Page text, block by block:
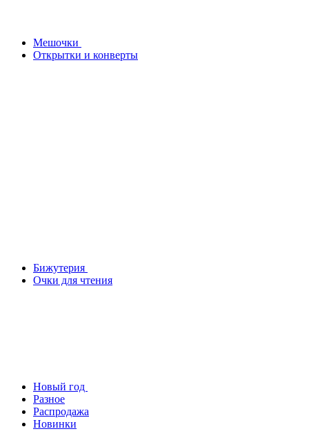
Мешочки
Открытки и конверты
Бижутерия
Очки для чтения
Новый год
Разное
Распродажа
Новинки